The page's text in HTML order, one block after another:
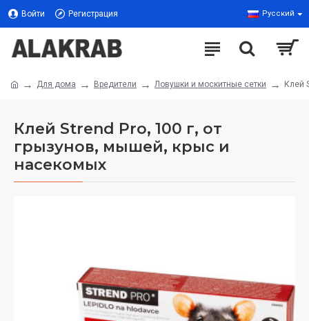
Войти Регистрация Русский
Для дома Вредители Ловушки и москитные сетки Клей
Клей Strend Pro, 100 г, от
грызунов, мышей, крыс и
насекомых